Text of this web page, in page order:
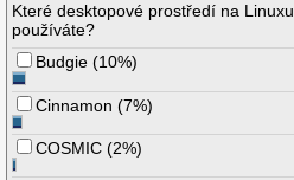
Které desktopové prostředí na Linuxu
používáte?
Budgie (10%)
Cinnamon (7%)
COSMIC (2%)